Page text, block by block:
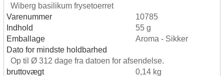
Wiberg basilikum frysetoerret
Varenummer
10785
Indhold
55 g
Emballage
Aroma - Sikker
Dato for mindste holdbarhed
Op til Ø 312 dage fra datoen for afsendelse.
bruttovægt
0,14 kg